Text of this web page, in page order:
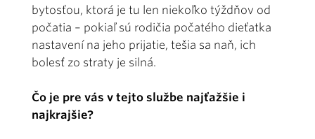
bytosťou, ktorá je tu len niekoľko týždňov od
počatia – pokiaľ sú rodičia počatého dieťatka
nastavení na jeho prijatie, tešia sa naň, ich
bolesť zo straty je silná.
Čo je pre vás v tejto službe najťažšie i
najkrajšie?